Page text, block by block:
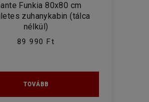
Funkia 80x80 cm
zuhanykabin (tálca
nélkül)
89 990 Ft
TOVÁBB